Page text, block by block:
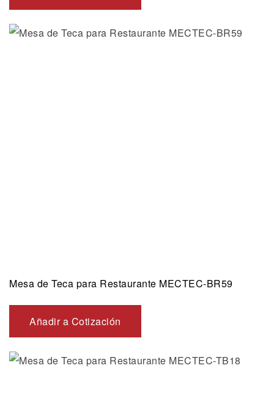
Mesa de Teca para Restaurante MECTEC-BR59
Añadir a Cotización